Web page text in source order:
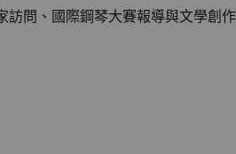
問、國際鋼琴大賽報導與文學創作